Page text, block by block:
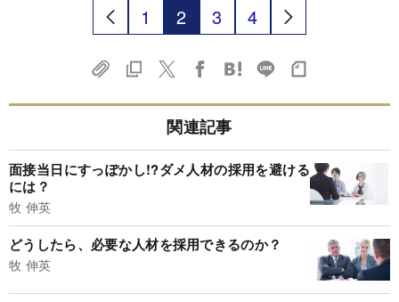
1 2 3 4
関連記事
面接当日にすっぽかし!?ダメ人材の採用を避ける
には？
牧 伸英
どうしたら、必要な人材を採用できるのか？
牧 伸英